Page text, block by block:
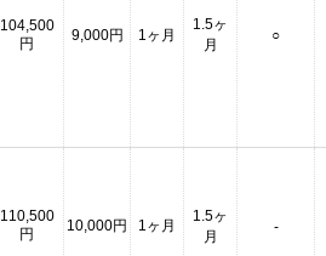
104,500
円
9,000円 1ヶ月
1.5ヶ
月
○
110,500
円
10,000円 1ヶ月
1.5ヶ
月
-